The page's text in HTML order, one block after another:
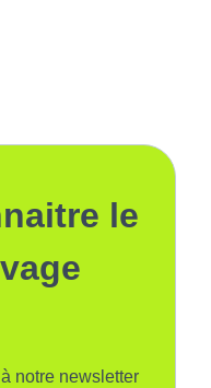
le
notre newsletter